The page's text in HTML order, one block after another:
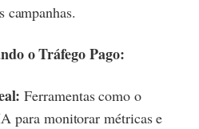
campanhas.
o Tráfego Pago:
Ferramentas como o
para monitorar métricas e